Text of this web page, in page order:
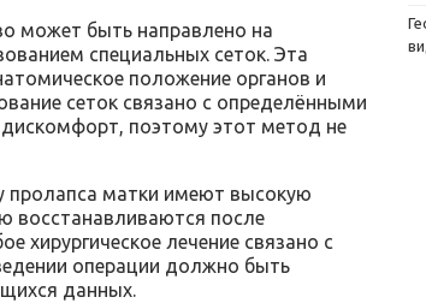
может быть направлено на
специальных сеток. Эта
положение органов и
сеток связано с определёнными
поэтому этот метод не
пролапса матки имеют высокую
восстанавливаются после
хирургическое лечение связано с
операции должно быть
данных.